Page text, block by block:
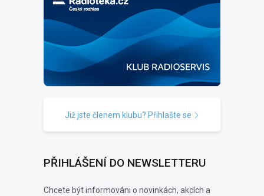
Již jste členem klubu? Přihlašte se
PŘIHLÁŠENÍ DO NEWSLETTERU
Chcete být informováni o novinkách, akcích a